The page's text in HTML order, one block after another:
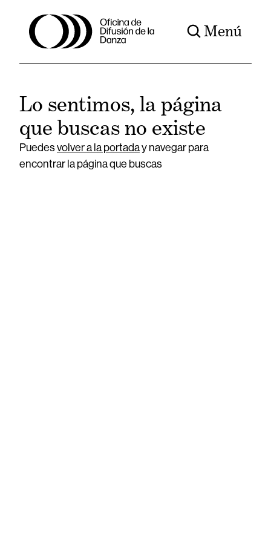
Menú
Lo sentimos, la página
que buscas no existe
Puedesvolver a la portaday navegar para
encontrar la página que buscas